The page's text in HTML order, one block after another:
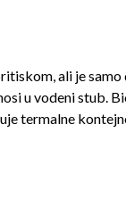
ali je
u vodeni stub.
termalne